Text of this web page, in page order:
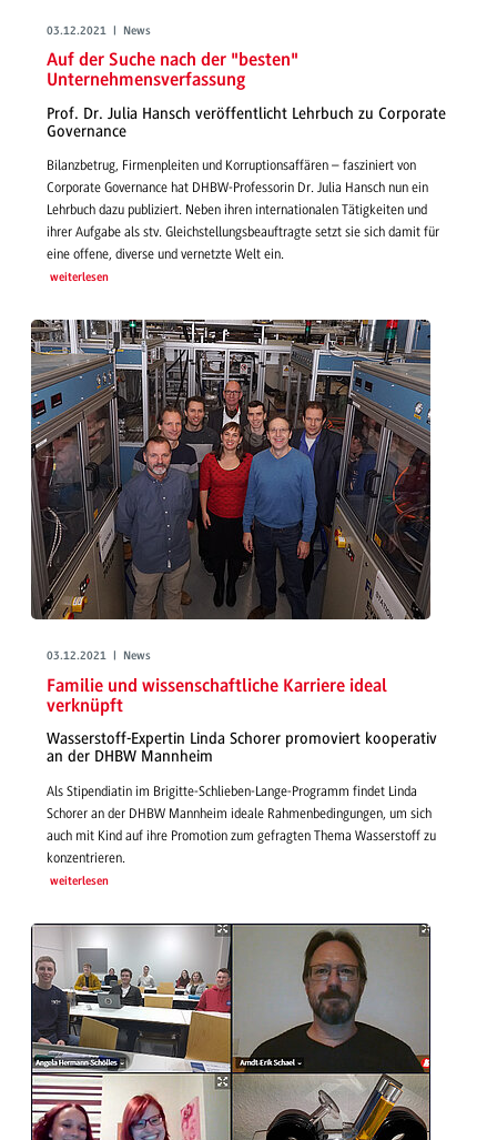
03.12.2021 | News
Auf der Suche nach der "besten"
Unternehmensverfassung
Prof. Dr. Julia Hansch veröffentlicht Lehrbuch zu Corporate
Governance
Bilanzbetrug, Firmenpleiten und Korruptionsaffären – fasziniert von
Corporate Governance hat DHBW-Professorin Dr. Julia Hansch nun ein
Lehrbuch dazu publiziert. Neben ihren internationalen Tätigkeiten und
ihrer Aufgabe als stv. Gleichstellungsbeauftragte setzt sie sich damit für
eine offene, diverse und vernetzte Welt ein.
weiterlesen
03.12.2021 | News
Familie und wissenschaftliche Karriere ideal
verknüpft
Wasserstoff-Expertin Linda Schorer promoviert kooperativ
an der DHBW Mannheim
Als Stipendiatin im Brigitte-Schlieben-Lange-Programm findet Linda
Schorer an der DHBW Mannheim ideale Rahmenbedingungen, um sich
auch mit Kind auf ihre Promotion zum gefragten Thema Wasserstoff zu
konzentrieren.
weiterlesen